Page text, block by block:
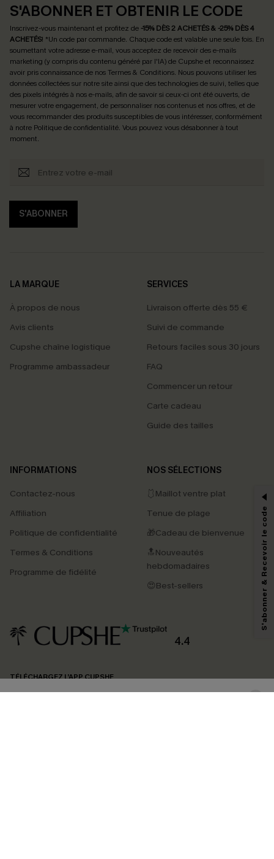
S'ABONNER ET OBTENIR LE CODE
Inscrivez-vous maintenant et profitez de -15% DÈS 2 ACHETÉS & -25% DÈS 4
ACHETÉS! *Un code par commande. Chaque code est valable une seule fois. En
soumettant votre adresse e-mail, vous acceptez de recevoir des e-mails
marketing (y compris du contenu généré par l'IA) de Cupshe et reconnaissez
avoir pris connaissance de nosTermes & Conditions. Nous pouvons utiliser les
données collectées sur notre site ainsi que des technologies de suivi, telles que
des pixels intégrés à nos e-mails, afin de savoir si ceux-ci ont été ouverts, de
mesurer votre engagement, de personnaliser nos contenus et nos offres, et de
vous recommander des produits susceptibles de vous intéresser, conformément
à notre Politique de confidentialité. Vous pouvez vous désabonner à tout
moment.
S'ABONNER
LA MARQUE
À propos de nous
Avis clients
Cupshe chaîne logistique
Programme ambassadeur
SERVICES
Livraison offerte dès 55 €
Suivi de commande
Retours faciles sous 30 jours
FAQ
Commencer un retour
Carte cadeau
Guide des tailles
INFORMATIONS
Contactez-nous
Affiliation
Politique de confidentialité
Termes & Conditions
Programme de fidélité
NOS SÉLECTIONS
🩱Maillot ventre plat
Tenue de plage
🎁Cadeau de bienvenue
🔝Nouveautés
hebdomadaires
😍Best-sellers
4.4
TÉLÉCHARGEZ L’APP CUPSHE
PROFITEZ DE -15%
-15% dès 2 Achetés par E-mail
*Un code par commande, valable une seule fois.
En soumettant votre adresse e-mail, vous acceptez de recevoir des e-mails
marketing (y compris du contenu généré par l'IA) de Cupshe et
reconnaissez avoir pris connaissance de nos
pouvons utiliser les données collectées sur notre site ainsi que des
produits susceptibles de vous intéresser, conformément à notre
Politique de
confidentialité
. Vous pouvez vous désabonner à tout moment.
S'abonner & Recevoir le code